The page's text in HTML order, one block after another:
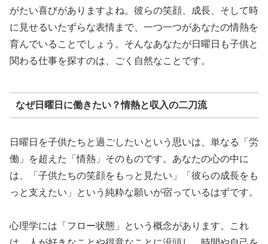
がたい喜びがありますよね。彼らの笑顔、成長、そして時
に見せるいたずらな表情まで、一つ一つがあなたの情熱を
育んでいることでしょう。そんなあなたが日曜日も子供と
関わる仕事を探すのは、ごく自然なことです。
なぜ日曜日に働きたい？情熱と収入の二刀流
日曜日を子供たちと過ごしたいという思いは、単なる「労
働」を超えた「情熱」そのものです。あなたの心の中に
は、「子供たちの笑顔をもっと見たい」「彼らの成長をも
っと支えたい」という純粋な願いが宿っているはずです。
心理学には「フロー状態」という概念があります。これ